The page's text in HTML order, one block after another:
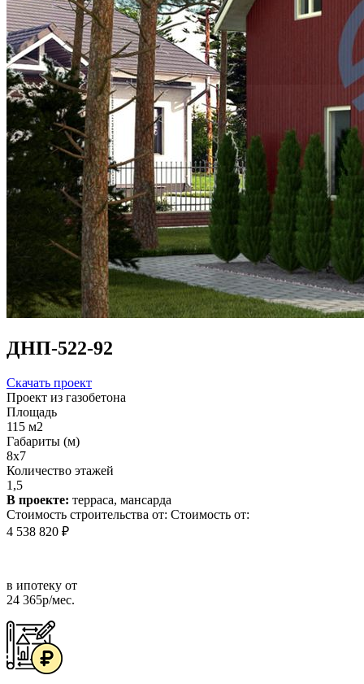
ДНП-522-92
Скачать проект
Проект из газобетона
Площадь
115 м2
Габариты (м)
8х7
Количество этажей
1,5
В проекте: терраса, мансарда
Стоимость строительства от: Стоимость от:
4 538 820 ₽
в ипотеку от
24 365р/мес.